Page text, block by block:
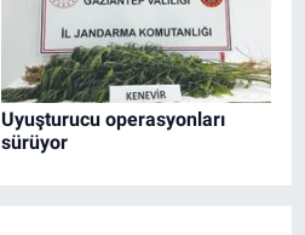
Uyuşturucu operasyonları
sürüyor